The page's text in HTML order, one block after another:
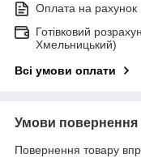
Оплата на рахунок
Готівковий
Хмельницький)
Всі умови оплати
Умови повернення
Повернення товару